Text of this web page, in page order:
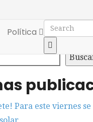
Política